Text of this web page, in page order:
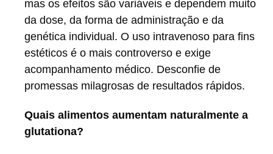
mas os efeitos são variáveis e dependem muito
da dose, da forma de administração e da
genética individual. O uso intravenoso para fins
estéticos é o mais controverso e exige
acompanhamento médico. Desconfie de
promessas milagrosas de resultados rápidos.
Quais alimentos aumentam naturalmente a
glutationa?